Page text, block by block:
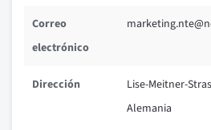
Correo
electrónico
Dirección
Lise-Meitner-
Alemania